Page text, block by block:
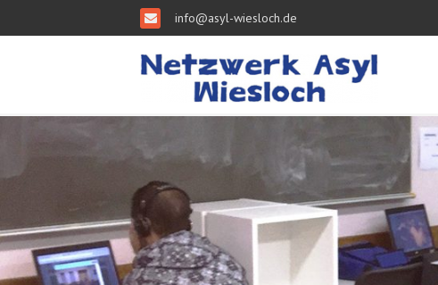
info@asyl-wiesloch.de